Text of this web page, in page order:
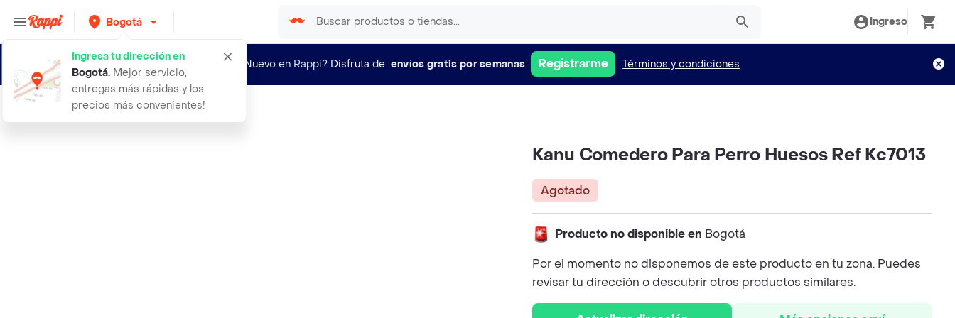
Bogotá
Ingresa tu dirección en
Bogotá. Mejor servicio,
entregas más rápidas y los
precios más convenientes!
Ingreso
¿Nuevo en Rappi? Disfruta de envíos gratis por semanas Registrarme Términos y condiciones
kanu comedero para perro huesos ref
Kanu Comedero Para Perro Huesos Ref Kc7013
Agotado
Producto no disponible en Bogotá
Por el momento no disponemos de este producto en tu zona. Puedes
revisar tu dirección o descubrir otros productos similares.